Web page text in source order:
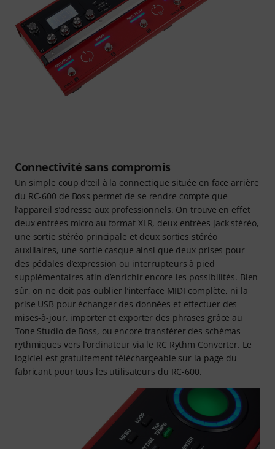
Connectivité sans compromis
Un simple coup d’œil à la connectique située en face arrière
du RC-600 de Boss permet de se rendre compte que
l’appareil s’adresse aux professionnels. On trouve en effet
deux entrées micro au format XLR, deux entrées jack stéréo,
une sortie stéréo principale et deux sorties stéréo
auxiliaires, une sortie casque ainsi que deux prises pour
des pédales d’expression ou interrupteurs à pied
supplémentaires afin d’enrichir encore les possibilités. Bien
sûr, on ne doit pas oublier l’interface MIDI complète, ni la
prise USB pour échanger des données et effectuer des
mises-à-jour, importer et exporter des phrases grâce au
Tone Studio de Boss, ou encore transférer des schémas
rythmiques vers l’ordinateur via le RC Rythm Converter. Le
logiciel est gratuitement téléchargeable sur la page du
fabricant pour tous les utilisateurs du RC-600.